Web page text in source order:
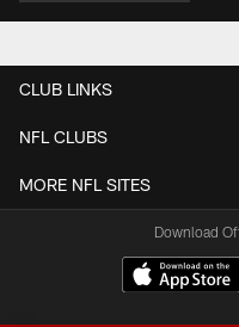
CLUB LINKS
NFL CLUBS
MORE NFL SITES
Download